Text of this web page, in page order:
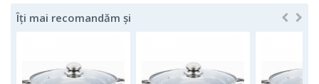
Îți mai recomandăm și